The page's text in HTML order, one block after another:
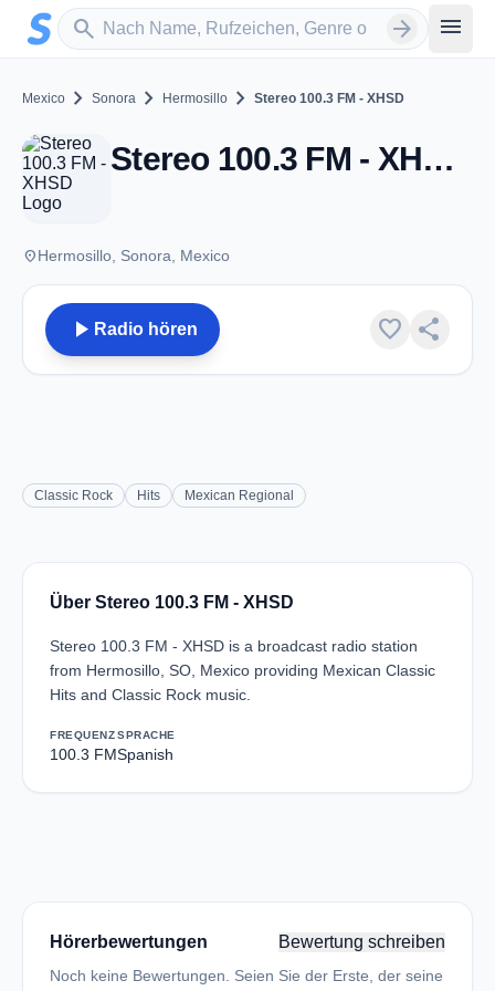
Zum Hauptinhalt springen
search
Sender suchen arrow_forward menu
Mexico chevron_right Sonora chevron_right Hermosillo chevron_right Stereo 100.3 FM - XHSD
Stereo 100.3 FM - XHSD - FM 100.3 - Hermosillo, SO
placeHermosillo, Sonora, Mexico
play_arrow Radio hören favorite share
Classic Rock Hits Mexican Regional
Über Stereo 100.3 FM - XHSD
Stereo 100.3 FM - XHSD is a broadcast radio station
from Hermosillo, SO, Mexico providing Mexican Classic
Hits and Classic Rock music.
FREQUENZ
100.3 FM
SPRACHE
Spanish
Hörerbewertungen Bewertung schreiben
Noch keine Bewertungen. Seien Sie der Erste, der seine